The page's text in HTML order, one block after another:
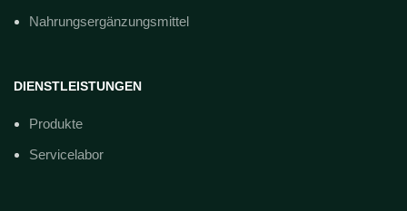
Nahrungsergänzungsmittel
DIENSTLEISTUNGEN
Produkte
Servicelabor